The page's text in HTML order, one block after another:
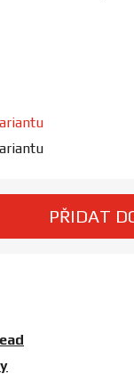
PŘIDAT